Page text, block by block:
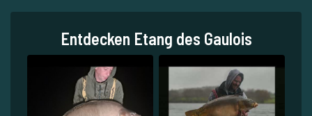
Entdecken Etang des Gaulois